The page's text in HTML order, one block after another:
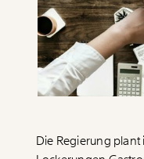
Paper der
Projekte
Koalitions-
Care-
Über uns
Die Regierung